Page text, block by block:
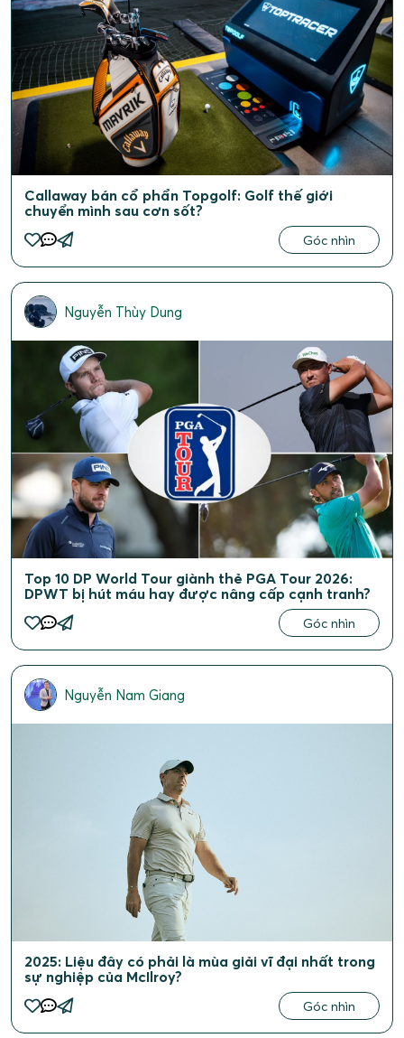
Callaway bán cổ phẩn Topgolf: Golf thế giới
chuyển mình sau cơn sốt?
Góc nhìn
Nguyễn Thùy Dung
Top 10 DP World Tour giành thẻ PGA Tour 2026:
DPWT bị hút máu hay được nâng cấp cạnh tranh?
Góc nhìn
Nguyễn Nam Giang
2025: Liệu đây có phải là mùa giải vĩ đại nhất trong
sự nghiệp của McIlroy?
Góc nhìn